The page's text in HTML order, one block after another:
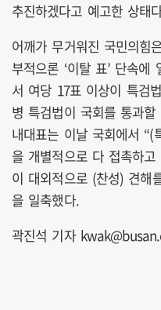
추진하겠다고 예고한 상태
어깨가 무거워진 국민의힘
부적으론 ‘이탈 표’ 단속
서 여당 17표 이상이 특검
병 특검법이 국회를 통과
내대표는 이날 국회에서
을 개별적으로 다 접촉하
이 대외적으로 (찬성) 견해
을 일축했다.
곽진석 기자